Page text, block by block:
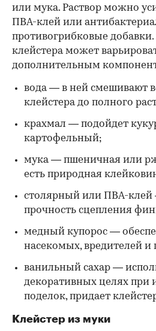
или мука. Раствор можно
ПВА-клей или
противогрибковые
клейстера может
дополнительным
вода — в ней смешивают
клейстера до полного
крахмал — подойдет
картофельный;
мука — пшеничная или
есть природная
столярный или ПВА-клей
прочность сцепления
медный купорос —
насекомых, вредителей и
ванильный сахар —
декоративных целях при
поделок, придает
Клейстер из муки